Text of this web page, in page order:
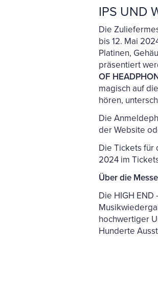
IPS UND
Die
bis 12. Mai
Platinen,
präsentiert
OF
magisch auf
hören,
Die
der Website
Die Tickets für
2024 im
Über die
Die HIGH
hochwertiger
Hunderte